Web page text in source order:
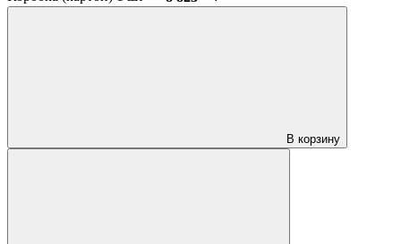
В корзину